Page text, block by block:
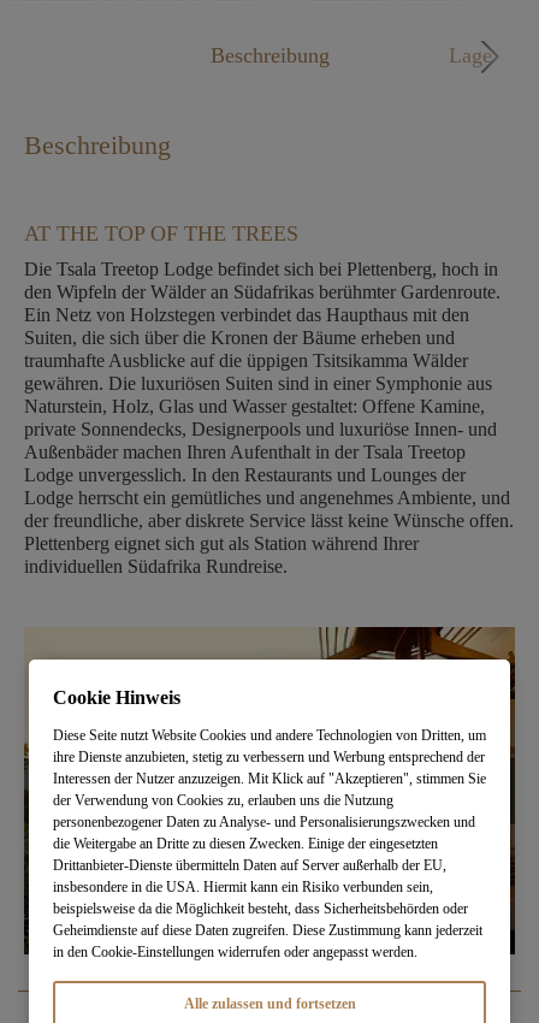
Beschreibung Lage
Beschreibung
AT THE TOP OF THE TREES
Die Tsala Treetop Lodge befindet sich bei Plettenberg, hoch in
den Wipfeln der Wälder an Südafrikas berühmter Gardenroute.
Ein Netz von Holzstegen verbindet das Haupthaus mit den
Suiten, die sich über die Kronen der Bäume erheben und
traumhafte Ausblicke auf die üppigen Tsitsikamma Wälder
gewähren. Die luxuriösen Suiten sind in einer Symphonie aus
Naturstein, Holz, Glas und Wasser gestaltet: Offene Kamine,
private Sonnendecks, Designerpools und luxuriöse Innen- und
Außenbäder machen Ihren Aufenthalt in der Tsala Treetop
Lodge unvergesslich. In den Restaurants und Lounges der
Lodge herrscht ein gemütliches und angenehmes Ambiente, und
der freundliche, aber diskrete Service lässt keine Wünsche offen.
Plettenberg eignet sich gut als Station während Ihrer
individuellen Südafrika Rundreise.
Cookie Hinweis
Diese Seite nutzt Website Cookies und andere Technologien von Dritten, um
ihre Dienste anzubieten, stetig zu verbessern und Werbung entsprechend der
Interessen der Nutzer anzuzeigen. Mit Klick auf "Akzeptieren", stimmen Sie
der Verwendung von Cookies zu, erlauben uns die Nutzung
personenbezogener Daten zu Analyse- und Personalisierungszwecken und
die Weitergabe an Dritte zu diesen Zwecken. Einige der eingesetzten
Drittanbieter-Dienste übermitteln Daten auf Server außerhalb der EU,
insbesondere in die USA. Hiermit kann ein Risiko verbunden sein,
beispielsweise da die Möglichkeit besteht, dass Sicherheitsbehörden oder
Geheimdienste auf diese Daten zugreifen. Diese Zustimmung kann jederzeit
in den Cookie-Einstellungen widerrufen oder angepasst werden.
Alle zulassen und fortsetzen